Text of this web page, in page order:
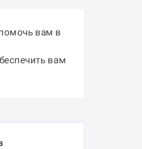
вам в
вам